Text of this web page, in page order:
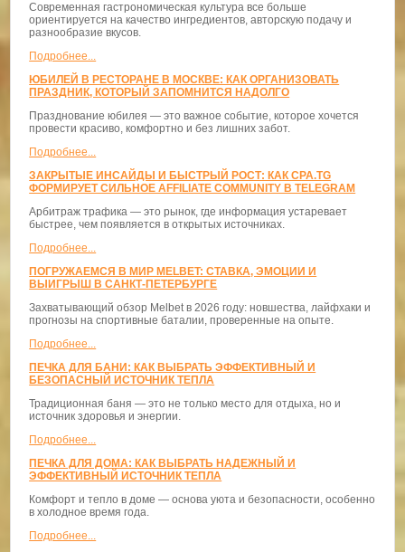
Современная гастрономическая культура все больше
ориентируется на качество ингредиентов, авторскую подачу и
разнообразие вкусов.
Подробнее...
ЮБИЛЕЙ В РЕСТОРАНЕ В МОСКВЕ: КАК ОРГАНИЗОВАТЬ
ПРАЗДНИК, КОТОРЫЙ ЗАПОМНИТСЯ НАДОЛГО
Празднование юбилея — это важное событие, которое хочется
провести красиво, комфортно и без лишних забот.
Подробнее...
ЗАКРЫТЫЕ ИНСАЙДЫ И БЫСТРЫЙ РОСТ: КАК CPA.TG
ФОРМИРУЕТ СИЛЬНОЕ AFFILIATE COMMUNITY В TELEGRAM
Арбитраж трафика — это рынок, где информация устаревает
быстрее, чем появляется в открытых источниках.
Подробнее...
ПОГРУЖАЕМСЯ В МИР MELBET: СТАВКА, ЭМОЦИИ И
ВЫИГРЫШ В САНКТ-ПЕТЕРБУРГЕ
Захватывающий обзор Melbet в 2026 году: новшества, лайфхаки и
прогнозы на спортивные баталии, проверенные на опыте.
Подробнее...
ПЕЧКА ДЛЯ БАНИ: КАК ВЫБРАТЬ ЭФФЕКТИВНЫЙ И
БЕЗОПАСНЫЙ ИСТОЧНИК ТЕПЛА
Традиционная баня — это не только место для отдыха, но и
источник здоровья и энергии.
Подробнее...
ПЕЧКА ДЛЯ ДОМА: КАК ВЫБРАТЬ НАДЕЖНЫЙ И
ЭФФЕКТИВНЫЙ ИСТОЧНИК ТЕПЛА
Комфорт и тепло в доме — основа уюта и безопасности, особенно
в холодное время года.
Подробнее...